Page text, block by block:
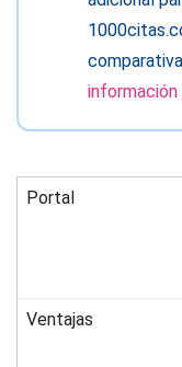
información
Portal
Ventajas